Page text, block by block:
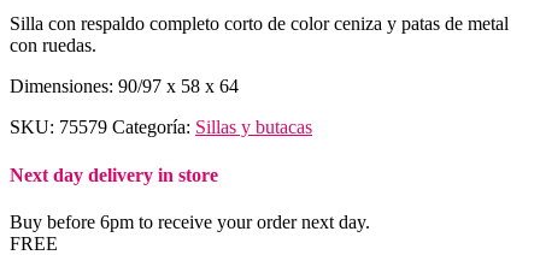
Silla con respaldo completo corto de color ceniza y patas de metal
con ruedas.
Dimensiones: 90/97 x 58 x 64
SKU: 75579 Categoría: Sillas y butacas
Next day delivery in store
Buy before 6pm to receive your order next day.
FREE